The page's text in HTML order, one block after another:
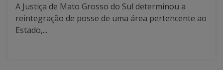
A Justiça de Mato Grosso do Sul determinou a
reintegração de posse de uma área pertencente ao
Estado,...